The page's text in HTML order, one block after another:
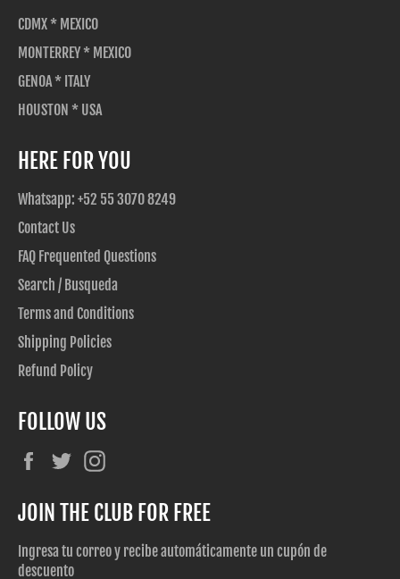
CDMX * MEXICO
MONTERREY * MEXICO
GENOA * ITALY
HOUSTON * USA
HERE FOR YOU
Whatsapp: +52 55 3070 8249
Contact Us
FAQ Frequented Questions
Search / Busqueda
Terms and Conditions
Shipping Policies
Refund Policy
FOLLOW US
FacebookTwitter
JOIN THE CLUB FOR FREE
Ingresa tu correo y recibe automáticamente un cupón de
descuento